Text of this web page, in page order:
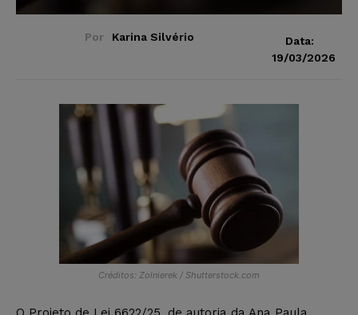
Por Karina Silvério
Data:
19/03/2026
Créditos: Zolnierek / Shutterstock.com